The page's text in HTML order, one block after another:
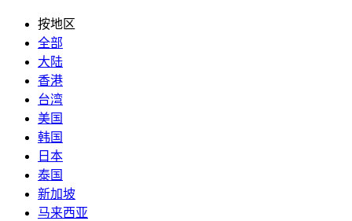
按地区
全部
大陆
香港
台湾
美国
韩国
日本
泰国
新加坡
马来西亚